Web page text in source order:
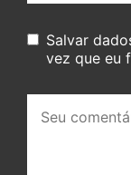
Salvar
vez que eu
comentário: